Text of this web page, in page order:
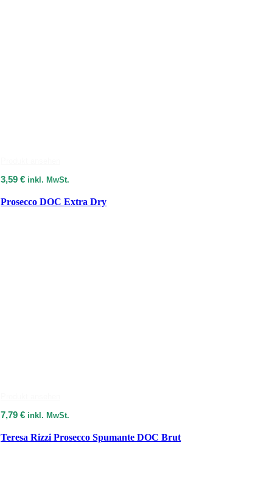
3,59 € inkl. MwSt.
Prosecco DOC Extra Dry
7,79 € inkl. MwSt.
Teresa Rizzi Prosecco Spumante DOC Brut